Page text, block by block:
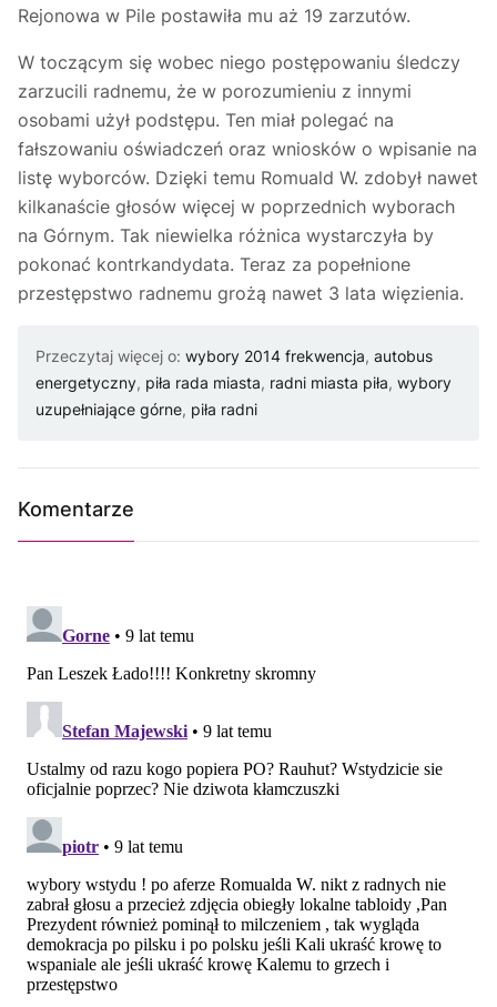
Rejonowa w Pile postawiła mu aż 19 zarzutów.
W toczącym się wobec niego postępowaniu śledczy
zarzucili radnemu, że w porozumieniu z innymi
osobami użył podstępu. Ten miał polegać na
fałszowaniu oświadczeń oraz wniosków o wpisanie na
listę wyborców. Dzięki temu Romuald W. zdobył nawet
kilkanaście głosów więcej w poprzednich wyborach
na Górnym. Tak niewielka różnica wystarczyła by
pokonać kontrkandydata. Teraz za popełnione
przestępstwo radnemu grożą nawet 3 lata więzienia.
Przeczytaj więcej o: wybory 2014 frekwencja, autobus
energetyczny, piła rada miasta, radni miasta piła, wybory
uzupełniające górne, piła radni
Komentarze